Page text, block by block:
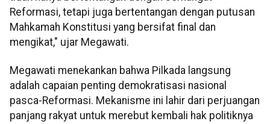
Reformasi, tetapi juga bertentangan dengan putusan
Mahkamah Konstitusi yang bersifat final dan
mengikat," ujar Megawati.
Megawati menekankan bahwa Pilkada langsung
adalah capaian penting demokratisasi nasional
pasca-Reformasi. Mekanisme ini lahir dari perjuangan
panjang rakyat untuk merebut kembali hak politiknya